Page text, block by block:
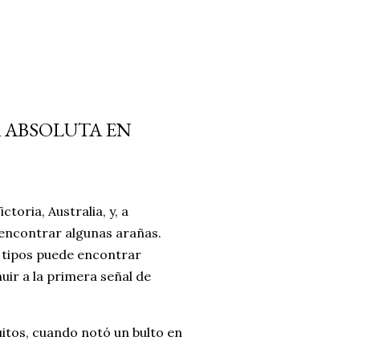
EN
Australia, y, a
algunas arañas.
tipos puede encontrar
a la primera señal de
cuando notó un bulto en